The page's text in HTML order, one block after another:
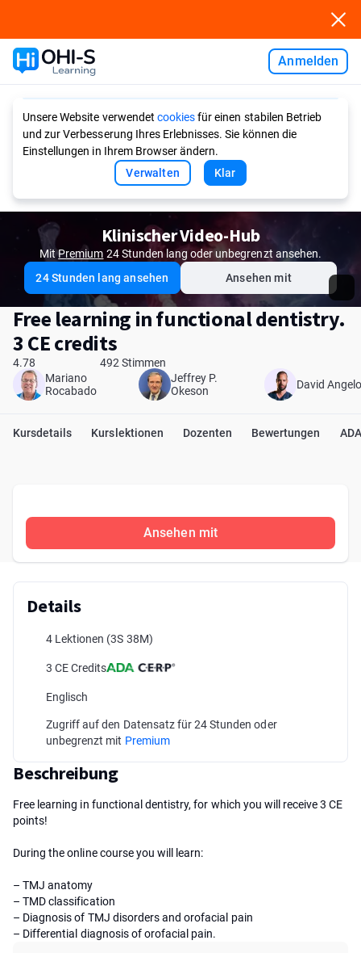
Anmelden
Unsere Website verwendet cookiesfür einen stabilen Betrieb
und zur Verbesserung Ihres Erlebnisses. Sie können die
Einstellungen in Ihrem Browser ändern.
Verwalten
Klar
Klinischer Video-Hub
MitPremium 24 Stunden lang oder unbegrenzt ansehen.
24 Stunden lang ansehen
Ansehen mit
Free learning in functional dentistry.
3 CE credits
4.78
492 Stimmen
Mariano
Rocabado
Jeffrey P.
Okeson
David
Kursdetails Kurslektionen Dozenten Bewertungen
Ansehen mit
Details
4 Lektionen (3S 38M)
3 CE Credits
Englisch
Zugriff auf den Datensatz für 24 Stunden oder
unbegrenzt mit Premium
Beschreibung
Free learning in functional dentistry, for which you will receive 3 CE
points!
During the online course you will learn:
– TMJ anatomy
– TMD сlassification
– Diagnosis of TMJ disorders and orofacial pain
– Differential diagnosis of orofacial pain.